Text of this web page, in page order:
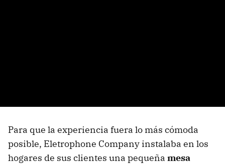
Para que la experiencia fuera lo más cómoda
posible, Eletrophone Company instalaba en los
hogares de sus clientes una pequeña mesa